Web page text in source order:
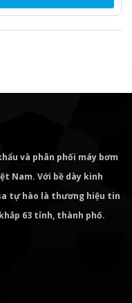
và phân phối máy bơm
Nam. Với bề dày kinh
tự hào là thương hiệu tin
63 tỉnh, thành phố.